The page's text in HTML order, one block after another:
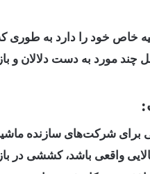
خاص خود را دارد به طوری
مورد به دست دلالان و
برای شرکت‌های سازنده
واقعی باشد، کششی در